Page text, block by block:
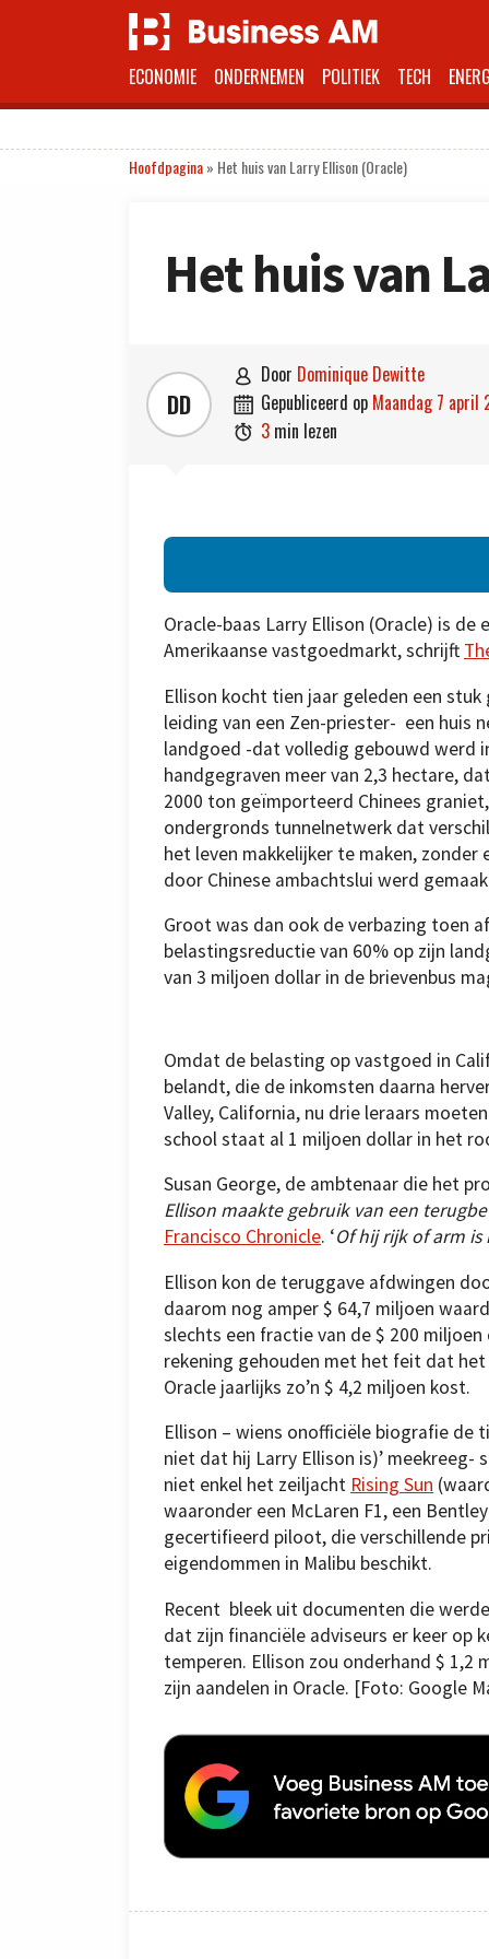
ECONOMIE ONDERNEMEN POLITIEK TECH
Hoofdpagina» Het huis van Larry Ellison (Oracle)
Het huis van
DD
 door Dominique Dewitte
 gepubliceerd op maandag 7
 3 min lezen
Oracle-baas Larry Ellison (Oracle) is
Amerikaanse vastgoedmarkt, schrijft
Ellison kocht tien jaar geleden een
leiding van een Zen-priester- een huis
landgoed -dat volledig gebouwd werd
handgegraven meer van 2,3 hectare,
2000 ton geïmporteerd Chinees
ondergronds tunnelnetwerk dat
het leven makkelijker te maken, zonder
door Chinese ambachtslui werd
Groot was dan ook de verbazing toen
belastingsreductie van 60% op zijn
van 3 miljoen dollar in de brievenbus
Omdat de belasting op vastgoed in
belandt, die de inkomsten daarna
Valley, California, nu drie leraars
school staat al 1 miljoen dollar in het
Susan George, de ambtenaar die het
Ellison maakte gebruik van een
Francisco Chronicle. ‘Of hij rijk of arm
Ellison kon de teruggave afdwingen
daarom nog amper $ 64,7 miljoen
slechts een fractie van de $ 200
rekening gehouden met het feit dat
Oracle jaarlijks zo’n $ 4,2 miljoen kost.
Ellison – wiens onofficiële biografie de
niet dat hij Larry Ellison is)’
niet enkel het zeiljacht Rising Sun
waaronder een McLaren F1, een
gecertifieerd piloot, die verschillende
eigendommen in Malibu beschikt.
Recent bleek uit documenten die
dat zijn financiële adviseurs er keer op
temperen. Ellison zou onderhand $
zijn aandelen in Oracle. [Foto: Google